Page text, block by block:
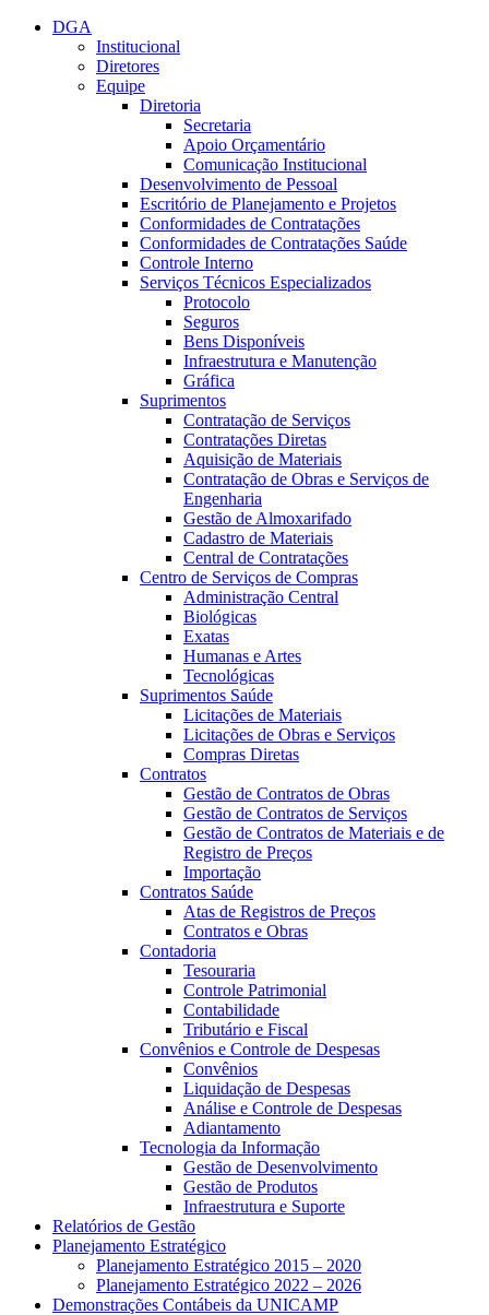
Conteúdo principal
DGA
Institucional
Diretores
Equipe
Diretoria
Secretaria
Apoio Orçamentário
Comunicação Institucional
Desenvolvimento de Pessoal
Escritório de Planejamento e Projetos
Conformidades de Contratações
Conformidades de Contratações Saúde
Controle Interno
Serviços Técnicos Especializados
Protocolo
Seguros
Bens Disponíveis
Infraestrutura e Manutenção
Gráfica
Suprimentos
Contratação de Serviços
Contratações Diretas
Aquisição de Materiais
Contratação de Obras e Serviços de
Engenharia
Gestão de Almoxarifado
Cadastro de Materiais
Central de Contratações
Centro de Serviços de Compras
Administração Central
Biológicas
Exatas
Humanas e Artes
Tecnológicas
Suprimentos Saúde
Licitações de Materiais
Licitações de Obras e Serviços
Compras Diretas
Contratos
Gestão de Contratos de Obras
Gestão de Contratos de Serviços
Gestão de Contratos de Materiais e de
Registro de Preços
Importação
Contratos Saúde
Atas de Registros de Preços
Contratos e Obras
Contadoria
Tesouraria
Controle Patrimonial
Contabilidade
Tributário e Fiscal
Convênios e Controle de Despesas
Convênios
Liquidação de Despesas
Análise e Controle de Despesas
Adiantamento
Tecnologia da Informação
Gestão de Desenvolvimento
Gestão de Produtos
Infraestrutura e Suporte
Relatórios de Gestão
Planejamento Estratégico
Planejamento Estratégico 2015 – 2020
Planejamento Estratégico 2022 – 2026
Demonstrações Contábeis da UNICAMP